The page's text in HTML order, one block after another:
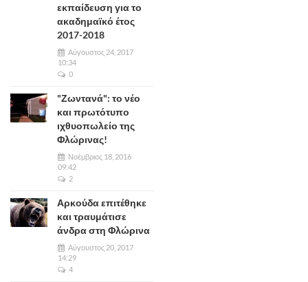
εκπαίδευση για το
ακαδημαϊκό έτος
2017-2018
Αύγουστος 24, 2017
10:34
0
"Ζωντανά": το νέο
και πρωτότυπο
ιχθυοπωλείο της
Φλώρινας!
Νοέμβριος 18, 2016
09:42
2
Αρκούδα επιτέθηκε
και τραυμάτισε
άνδρα στη Φλώρινα
Αύγουστος 20, 2017
14:29
4